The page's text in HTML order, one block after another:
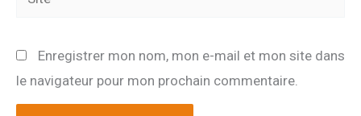
Enregistrer mon nom, mon e-mail et mon site dans
le navigateur pour mon prochain commentaire.